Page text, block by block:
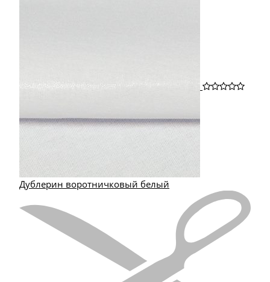
Дублерин воротничковый белый